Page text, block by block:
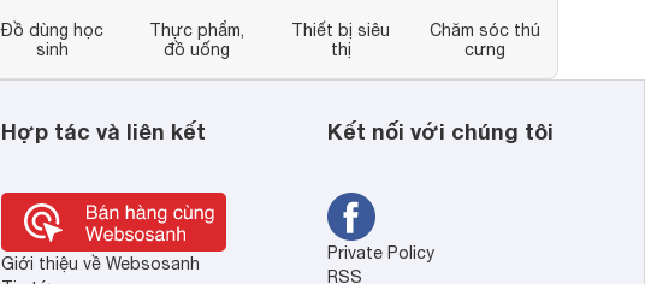
Đồ dùng học
sinh
Thực phẩm,
đồ uống
Thiết bị siêu
thị
Chăm sóc thú
cưng
Hợp tác và liên kết
Giới thiệu về Websosanh
Kết nối với chúng tôi
Private Policy
RSS